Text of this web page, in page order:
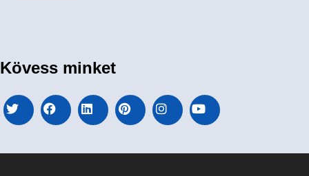
Kövess minket